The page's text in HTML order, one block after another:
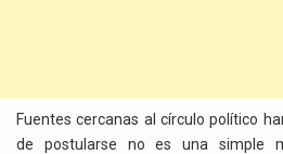
Fuentes cercanas al círculo político
de postularse no es una simple